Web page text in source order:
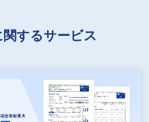
するサービス